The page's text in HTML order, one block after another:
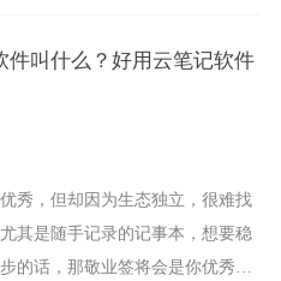
件叫什么？好用云笔记软件
秀，但却因为生态独立，很难找
其是随手记录的记事本，想要稳
的话，那敬业签将会是你优秀的